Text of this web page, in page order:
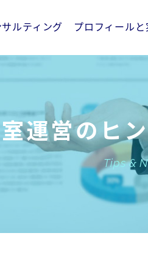
ルティング プロフィールと
運営のヒ
Tips &